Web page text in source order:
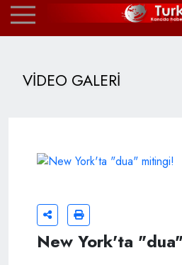
VİDEO GALERİ
New York'ta